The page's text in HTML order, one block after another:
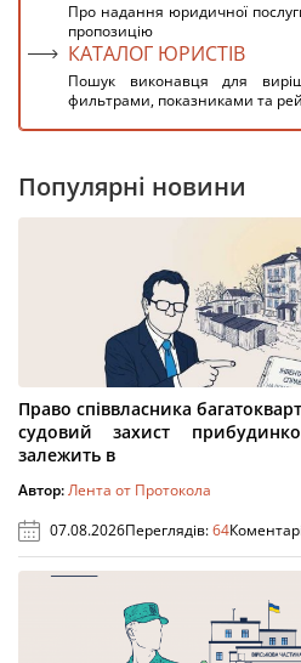
Про надання юридичної
пропозицію
КАТАЛОГ ЮРИСТІВ
Пошук виконавця для
фильтрами, показниками та
Популярні новини
Право співвласника
судовий захист
залежить в
Автор:Лента от Протокола
07.08.2026Переглядів:64